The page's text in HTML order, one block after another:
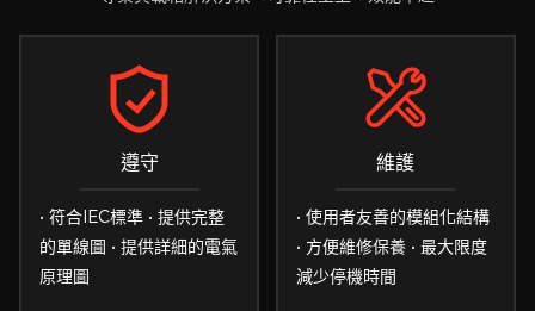
遵守
• 符合IEC標準 • 提供完整
的單線圖 • 提供詳細的電氣
原理圖
維護
• 使用者友善的模組化結構
• 方便維修保養 • 最大限度
減少停機時間